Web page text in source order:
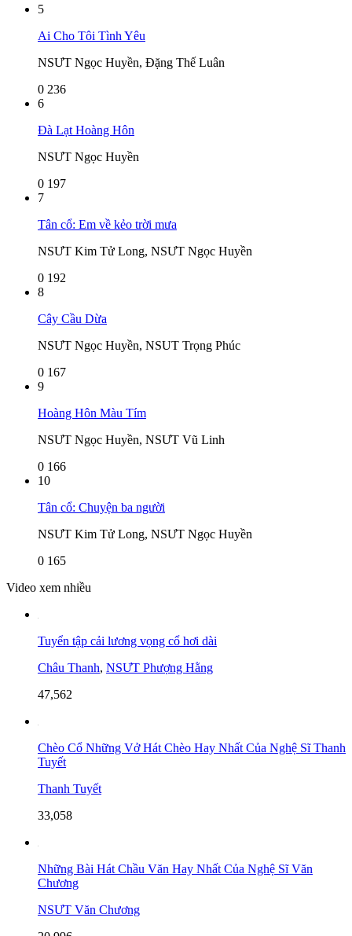
5
Ai Cho Tôi Tình Yêu
NSƯT Ngọc Huyền, Đặng Thế Luân
0 236
6
Đà Lạt Hoàng Hôn
NSƯT Ngọc Huyền
0 197
7
Tân cổ: Em về kẻo trời mưa
NSƯT Kim Tử Long, NSƯT Ngọc Huyền
0 192
8
Cây Cầu Dừa
NSƯT Ngọc Huyền, NSUT Trọng Phúc
0 167
9
Hoàng Hôn Màu Tím
NSƯT Ngọc Huyền, NSƯT Vũ Linh
0 166
10
Tân cổ: Chuyện ba người
NSƯT Kim Tử Long, NSƯT Ngọc Huyền
0 165
Video xem nhiều
Tuyển tập cải lương vọng cổ hơi dài
Châu Thanh, NSƯT Phượng Hằng
47,562
Chèo Cổ Những Vở Hát Chèo Hay Nhất Của Nghệ Sĩ Thanh
Tuyết
Thanh Tuyết
33,058
Những Bài Hát Chầu Văn Hay Nhất Của Nghệ Sĩ Văn
Chương
NSƯT Văn Chương